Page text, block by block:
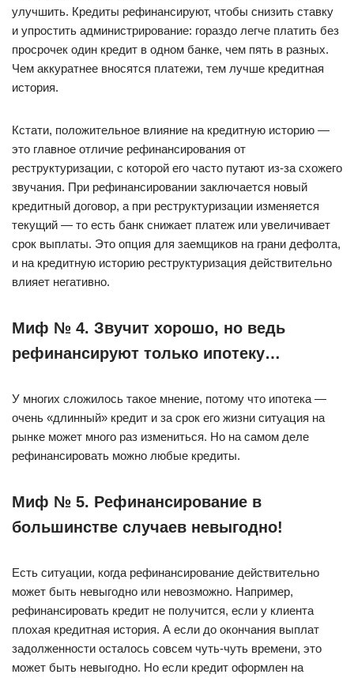
улучшить. Кредиты рефинансируют, чтобы снизить ставку
и упростить администрирование: гораздо легче платить без
просрочек один кредит в одном банке, чем пять в разных.
Чем аккуратнее вносятся платежи, тем лучше кредитная
история.
Кстати, положительное влияние на кредитную историю —
это главное отличие рефинансирования от
реструктуризации, с которой его часто путают из-за схожего
звучания. При рефинансировании заключается новый
кредитный договор, а при реструктуризации изменяется
текущий — то есть банк снижает платеж или увеличивает
срок выплаты. Это опция для заемщиков на грани дефолта,
и на кредитную историю реструктуризация действительно
влияет негативно.
Миф № 4. Звучит хорошо, но ведь
рефинансируют только ипотеку…
У многих сложилось такое мнение, потому что ипотека —
очень «длинный» кредит и за срок его жизни ситуация на
рынке может много раз измениться. Но на самом деле
рефинансировать можно любые кредиты.
Миф № 5. Рефинансирование в
большинстве случаев невыгодно!
Есть ситуации, когда рефинансирование действительно
может быть невыгодно или невозможно. Например,
рефинансировать кредит не получится, если у клиента
плохая кредитная история. А если до окончания выплат
задолженности осталось совсем чуть-чуть времени, это
может быть невыгодно. Но если кредит оформлен на